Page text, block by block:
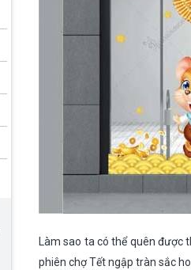
Làm sao ta có thể quên
phiên chợ Tết ngập tràn sắc